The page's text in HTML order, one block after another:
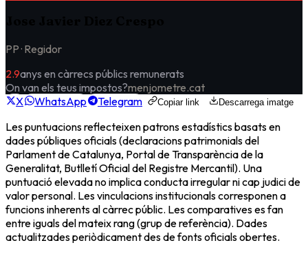
PP · Regidor
2.9anys en càrrecs públics remunerats
On van els teus impostos?menjometre.cat
X
WhatsApp Telegram Copiar link Descarrega imatge
Les puntuacions reflecteixen patrons estadístics basats en
dades públiques oficials (declaracions patrimonials del
Parlament de Catalunya, Portal de Transparència de la
Generalitat, Butlletí Oficial del Registre Mercantil). Una
puntuació elevada no implica conducta irregular ni cap judici de
valor personal. Les vinculacions institucionals corresponen a
funcions inherents al càrrec públic. Les comparatives es fan
entre iguals del mateix rang (grup de referència). Dades
actualitzades periòdicament des de fonts oficials obertes.